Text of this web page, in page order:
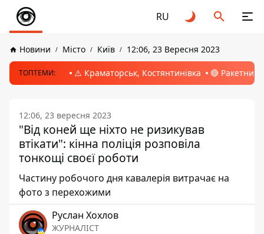
RU
Новини Місто Київ 12:06, 23 Вересня 2023
ТОПТЕМИ: ⚠️ Краматорськ, Костянтинівка 🔴 Ракетний
12:06, 23 вересня 2023
"Від коней ще ніхто не ризикував
втікати": кінна поліція розповіла
тонкощі своєї роботи
Частину робочого дня кавалерія витрачає на
фото з перехожими
Руслан Хохлов
ЖУРНАЛІСТ